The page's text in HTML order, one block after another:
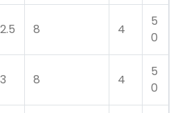
2.5 8 4
5
0
3 8 4
5
0